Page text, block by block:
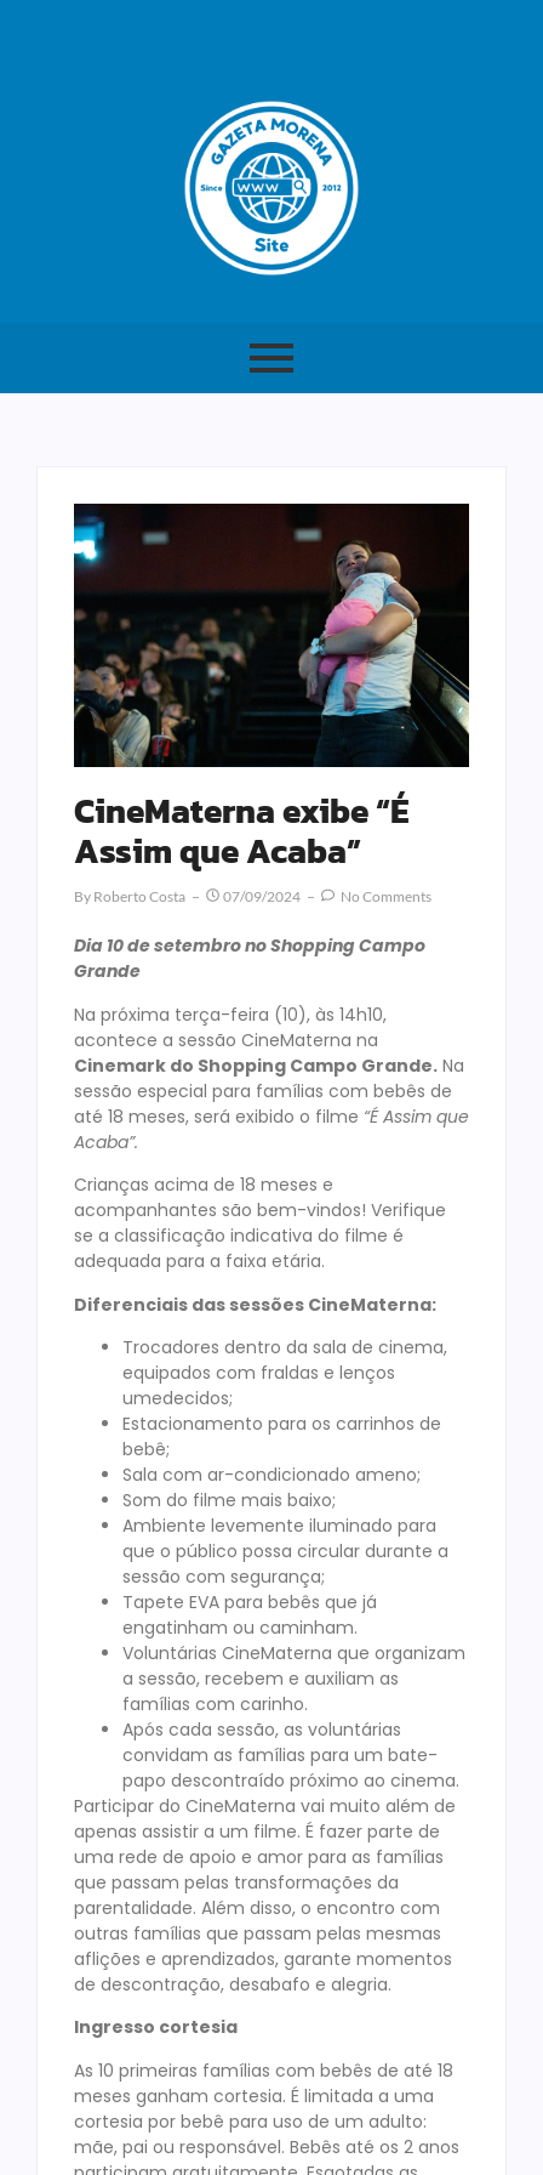
CineMaterna exibe “É
Assim que Acaba”
By Roberto Costa 07/09/2024 No Comments
Dia 10 de setembro no Shopping Campo
Grande
Na próxima terça-feira (10), às 14h10,
acontece a sessão CineMaterna na
Cinemark do Shopping Campo Grande. Na
sessão especial para famílias com bebês de
até 18 meses, será exibido o filme “É Assim que
Acaba”.
Crianças acima de 18 meses e
acompanhantes são bem-vindos! Verifique
se a classificação indicativa do filme é
adequada para a faixa etária.
Diferenciais das sessões CineMaterna:
Trocadores dentro da sala de cinema,
equipados com fraldas e lenços
umedecidos;
Estacionamento para os carrinhos de
bebê;
Sala com ar-condicionado ameno;
Som do filme mais baixo;
Ambiente levemente iluminado para
que o público possa circular durante a
sessão com segurança;
Tapete EVA para bebês que já
engatinham ou caminham.
Voluntárias CineMaterna que organizam
a sessão, recebem e auxiliam as
famílias com carinho.
Após cada sessão, as voluntárias
convidam as famílias para um bate-
papo descontraído próximo ao cinema.
Participar do CineMaterna vai muito além de
apenas assistir a um filme. É fazer parte de
uma rede de apoio e amor para as famílias
que passam pelas transformações da
parentalidade. Além disso, o encontro com
outras famílias que passam pelas mesmas
aflições e aprendizados, garante momentos
de descontração, desabafo e alegria.
Ingresso cortesia
As 10 primeiras famílias com bebês de até 18
meses ganham cortesia. É limitada a uma
cortesia por bebê para uso de um adulto:
mãe, pai ou responsável. Bebês até os 2 anos